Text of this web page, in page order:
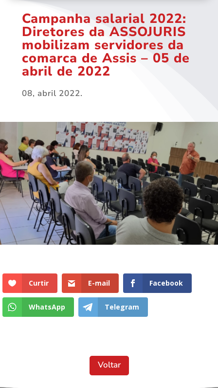
Campanha salarial 2022:
Diretores da ASSOJURIS
mobilizam servidores da
comarca de Assis – 05 de
abril de 2022
08, abril 2022.
Curtir E-mail Facebook
WhatsApp Telegram
Voltar